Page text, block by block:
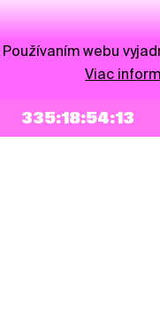
335:18:54:13
Používaním webu
Viac